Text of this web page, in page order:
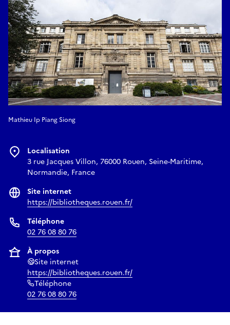
Mathieu Ip Piang Siong
Localisation
3 rue Jacques Villon, 76000 Rouen, Seine-Maritime,
Normandie, France
Site internet
https://bibliotheques.rouen.fr/
Téléphone
02 76 08 80 76
À propos
Site internet
https://bibliotheques.rouen.fr/
Téléphone
02 76 08 80 76